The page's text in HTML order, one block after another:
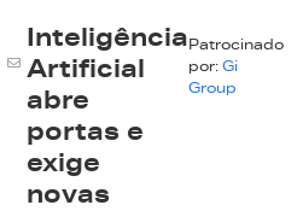
Inteligência
Artificial
abre
portas e
exige
novas
Patrocinado
por: Gi
Group